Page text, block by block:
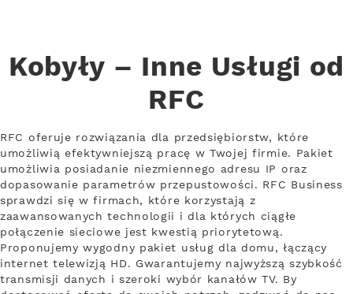
Kobyły – Inne Usługi od
RFC
RFC oferuje rozwiązania dla przedsiębiorstw, które
umożliwią efektywniejszą pracę w Twojej firmie. Pakiet
umożliwia posiadanie niezmiennego adresu IP oraz
dopasowanie parametrów przepustowości. RFC Business
sprawdzi się w firmach, które korzystają z
zaawansowanych technologii i dla których ciągłe
połączenie sieciowe jest kwestią priorytetową.
Proponujemy wygodny pakiet usług dla domu, łączący
internet telewizją HD. Gwarantujemy najwyższą szybkość
transmisji danych i szeroki wybór kanałów TV. By